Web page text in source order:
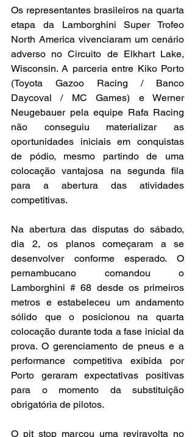
Os representantes brasileiros na quarta
etapa da Lamborghini Super Trofeo
North America vivenciaram um cenário
adverso no Circuito de Elkhart Lake,
Wisconsin. A parceria entre Kiko Porto
(Toyota Gazoo Racing / Banco
Daycoval / MC Games) e Werner
Neugebauer pela equipe Rafa Racing
não conseguiu materializar as
oportunidades iniciais em conquistas
de pódio, mesmo partindo de uma
colocação vantajosa na segunda fila
para a abertura das atividades
competitivas.
Na abertura das disputas do sábado,
dia 2, os planos começaram a se
desenvolver conforme esperado. O
pernambucano comandou o
Lamborghini # 68 desde os primeiros
metros e estabeleceu um andamento
sólido que o posicionou na quarta
colocação durante toda a fase inicial da
prova. O gerenciamento de pneus e a
performance competitiva exibida por
Porto geraram expectativas positivas
para o momento da substituição
obrigatória de pilotos.
O pit stop marcou uma reviravolta no